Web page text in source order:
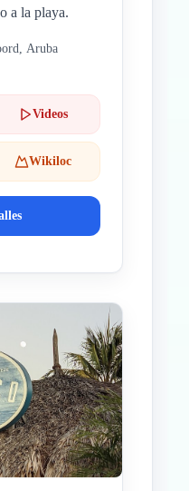
a la playa.
Aruba
Videos
Wikiloc